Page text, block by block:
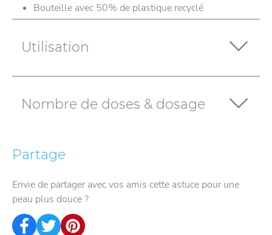
Bouteille avec 50% de plastique recyclé
Utilisation
Nombre de doses & dosage
Partage
Envie de partager avec vos amis cette astuce pour une
peau plus douce ?